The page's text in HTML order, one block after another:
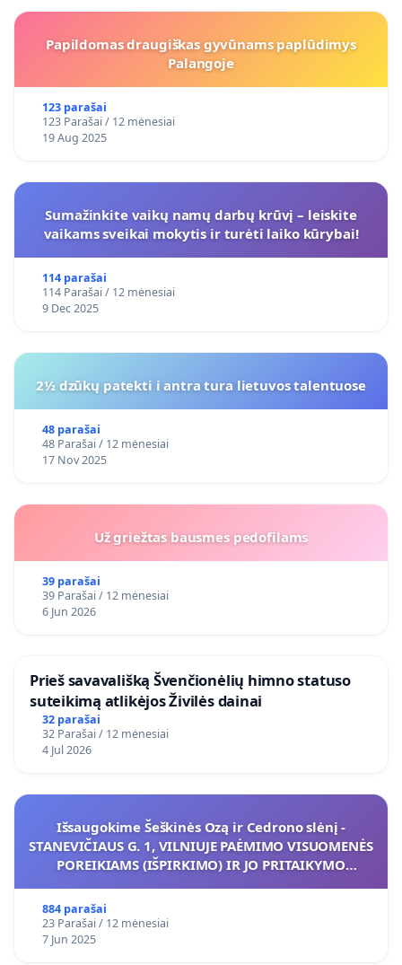
Papildomas draugiškas gyvūnams paplūdimys
Palangoje
123 parašai
123 Parašai / 12 mėnesiai
19 Aug 2025
Sumažinkite vaikų namų darbų krūvį – leiskite
vaikams sveikai mokytis ir turėti laiko kūrybai!
114 parašai
114 Parašai / 12 mėnesiai
9 Dec 2025
2½ dzūkų patekti i antra tura lietuvos talentuose
48 parašai
48 Parašai / 12 mėnesiai
17 Nov 2025
Už griežtas bausmes pedofilams
39 parašai
39 Parašai / 12 mėnesiai
6 Jun 2026
​Prieš savavališką Švenčionėlių himno statuso
suteikimą atlikėjos Živilės dainai
32 parašai
32 Parašai / 12 mėnesiai
4 Jul 2026
Išsaugokime Šeškinės Ozą ir Cedrono slėnį -
STANEVIČIAUS G. 1, VILNIUJE PAĖMIMO VISUOMENĖS
POREIKIAMS (IŠPIRKIMO) IR JO PRITAIKYMO
884 parašai
23 Parašai / 12 mėnesiai
7 Jun 2025